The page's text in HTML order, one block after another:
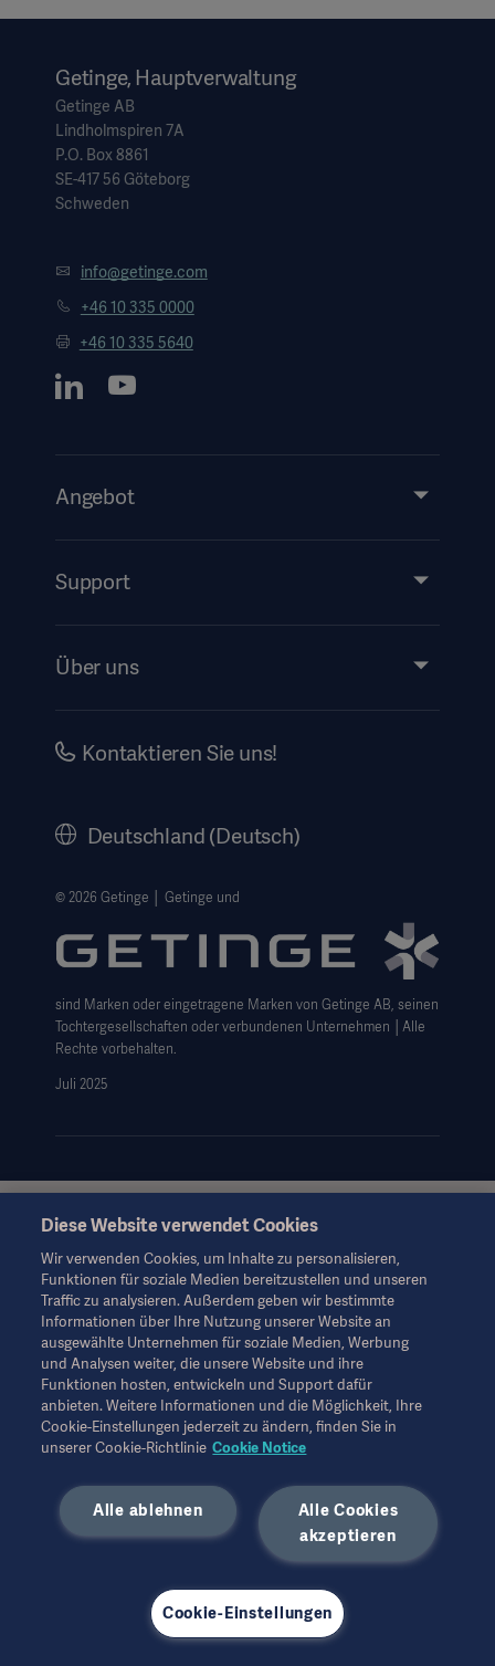
Getinge, Hauptverwaltung
Getinge AB
Lindholmspiren 7A
P.O. Box 8861
SE-417 56 Göteborg
Schweden
info@getinge.com
+46 10 335 0000
+46 10 335 5640
Angebot
Services
Support
Über uns
Investors
Rechtlicher Hinweis
Getinge Datenschutzbereich
Haftungsausschluss Website-Nutzung
Cookie-Hinweis
AGB
Data Subject Request Form
Kontaktieren Sie uns!
Deutschland (Deutsch)
© 2026 Getinge │ Getinge und
sind Marken oder eingetragene Marken von Getinge AB, seinen
Tochtergesellschaften oder verbundenen Unternehmen │Alle
Rechte vorbehalten.
Juli 2025
Diese Informationen richten sich ausschließlich an
dienen nur zu Informationszwecken, erheben keinen Anspruch
auf Vollständigkeit und sollten daher nicht als Ersatz für die
Gebrauchsanweisung, das Servicehandbuch oder
medizinischen Rat herangezogen werden. Getinge trägt keine
Verantwortung oder Haftung für Handlungen oder
Unterlassungen einer Partei, die auf diesem Material basiert und
Risiken trägt ausschließlich der Benutzer.
Möglicherweise sind die genannten Therapien, Lösungen oder
Produkte in Ihrem Land nicht verfügbar oder erlaubt. Ohne
Informationen weder ganz noch teilweise kopiert oder
verwendet werden.
Diese Informationen richten sich an ein internationales
ausschließlich die der Befragten und spiegeln nicht unbedingt
die Ansichten von Getinge wider.
Diese Website verwendet Cookies
Wir verwenden Cookies, um Inhalte zu personalisieren,
Funktionen für soziale Medien bereitzustellen und unseren
Traffic zu analysieren. Außerdem geben wir bestimmte
Informationen über Ihre Nutzung unserer Website an
ausgewählte Unternehmen für soziale Medien, Werbung
und Analysen weiter, die unsere Website und ihre
Funktionen hosten, entwickeln und Support dafür
anbieten. Weitere Informationen und die Möglichkeit, Ihre
Cookie-Einstellungen jederzeit zu ändern, finden Sie in
unserer Cookie-Richtlinie Cookie Notice
Alle Cookies
akzeptieren
Alle ablehnen
Cookie-Einstellungen